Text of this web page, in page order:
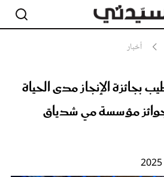
أخبار
بجائزة الإنجاز مدى الحياة
مؤسسة مي شدياق